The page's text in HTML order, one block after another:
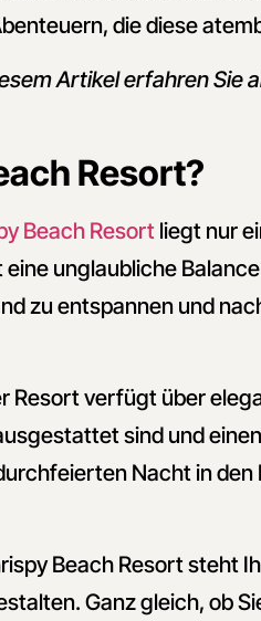
die diese
Artikel erfahren Sie
Resort?
Beach Resort liegt nur
unglaubliche
zu entspannen und
Resort verfügt über
sind und
Nacht in
Beach Resort steht
Ganz gleich, ob